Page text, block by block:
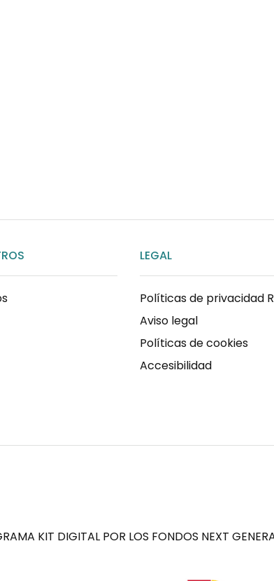
LEGAL
Políticas de privacidad
Aviso legal
Políticas de cookies
Accesibilidad
KIT DIGITAL POR LOS FONDOS NEXT